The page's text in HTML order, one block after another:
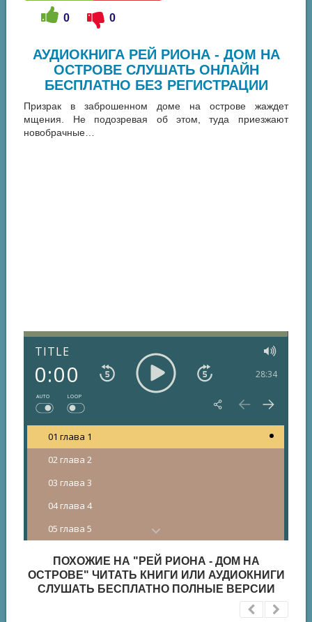
0 0
АУДИОКНИГА РЕЙ РИОНА - ДОМ НА
ОСТРОВЕ СЛУШАТЬ ОНЛАЙН
БЕСПЛАТНО БЕЗ РЕГИСТРАЦИИ
Призрак в заброшенном доме на острове жаждет
мщения. Не подозревая об этом, туда приезжают
новобрачные…
TITLE
0:00 28:34
AUTO LOOP
01 глава 1
02 глава 2
03 глава 3
04 глава 4
05 глава 5
ПОХОЖИЕ НА "РЕЙ РИОНА - ДОМ НА
ОСТРОВЕ" ЧИТАТЬ КНИГИ ИЛИ АУДИОКНИГИ
СЛУШАТЬ БЕСПЛАТНО ПОЛНЫЕ ВЕРСИИ